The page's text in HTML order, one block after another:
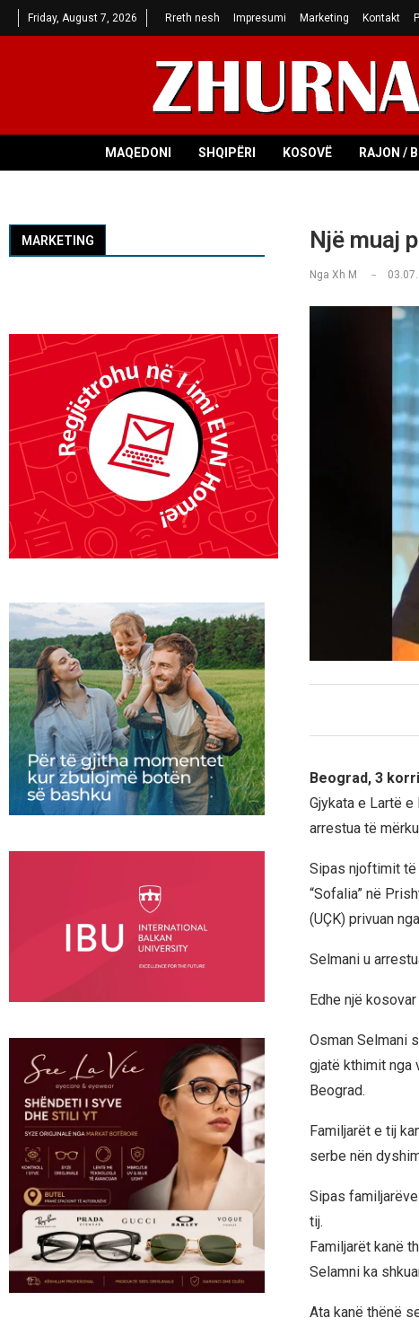
Friday, August 7, 2026 Rreth nesh Impresumi Marketing Kontakt
MAQEDONI SHQIPËRI KOSOVË RAJON /
Një muaj
Nga Xh M
Beograd, 3
Gjykata e Lartë
arrestua të
Sipas njoftimit
“Sofalia” në
(UÇK) privuan
Selmani u
Edhe një
Osman Selmani
gjatë kthimit nga
Beograd.
Familjarët e tij
serbe nën
Sipas
tij.
Familjarët kanë
Selamni ka
Ata kanë thënë
MARKETING